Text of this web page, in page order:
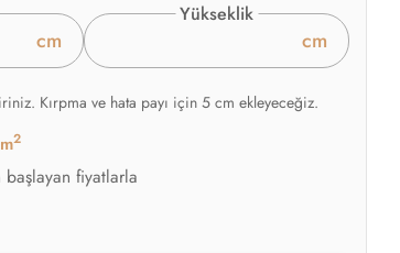
cm
Yükseklik
cm
Kırpma ve hata payı için 5 cm ekleyeceğiz.
2
başlayan fiyatlarla